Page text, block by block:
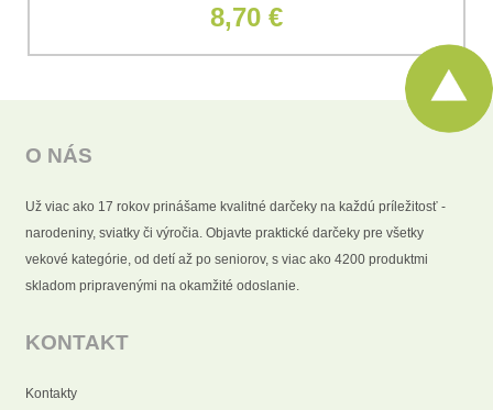
8,70 €
O NÁS
Už viac ako 17 rokov prinášame kvalitné darčeky na každú príležitosť -
narodeniny, sviatky či výročia. Objavte praktické darčeky pre všetky
vekové kategórie, od detí až po seniorov, s viac ako 4200 produktmi
skladom pripravenými na okamžité odoslanie.
KONTAKT
Kontakty